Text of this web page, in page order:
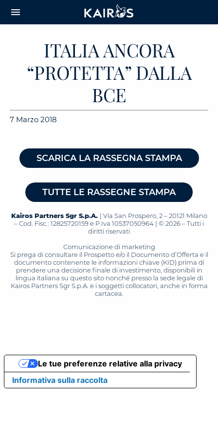
CONTENT
menu
ITALIA ANCORA
“PROTETTA” DALLA
BCE
7 Marzo 2018
SCARICA LA RASSEGNA STAMPA
TUTTE LE RASSEGNE STAMPA
Kairos Partners Sgr S.p.A. | Via San Prospero, 2 – 20121 Milano
– Cod. Fisc.: 12825720159 e P.Iva 10537050964 | © 2026 – Tutti i
diritti riservati
Comunicazione di marketing
Si prega di consultare il Prospetto e/o il Documento d’Offerta e il
documento contenente le informazioni chiave (KID) prima di
prendere una decisione finale di investimento, disponibili in
lingua italiana su questo sito nonché presso la sede legale di
Kairos Partners Sgr S.p.A. e i soggetti collocatori, anche in forma
cartacea.
Informativa sulla raccolta
Le tue preferenze relative alla privacy